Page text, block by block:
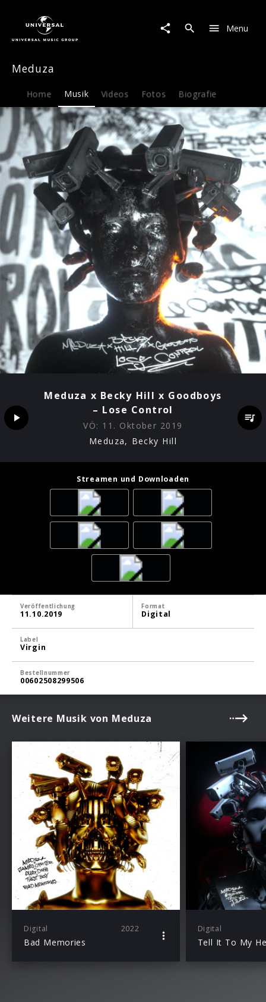
x
Goodboys
Lose
Control
Menu
Meduza
Home Musik Videos Fotos Biografie
Meduza x Becky Hill x Goodboys
– Lose Control
VÖ: 11. Oktober 2019
Meduza, Becky Hill
Streamen und Downloaden
Veröffentlichung
11.10.2019
Format
Digital
Label
Virgin
Bestellnummer
00602508299506
Weitere Musik von Meduza
Digital 2022
Bad Memories
Digital
Tell It To My